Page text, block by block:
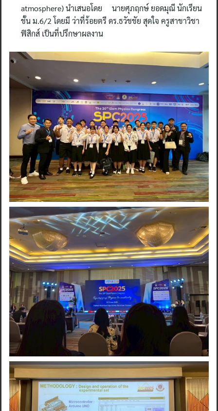
atmosphere) นำเสนอโดย นายศุภฤกษ์ ยอดมุณี นักเรียน
ชั้น ม.6/2 โดยมี ว่าที่ร้อยตรี ดร.ธวัชชัย สุดใจ ครูสาขาวิชา
ฟิสิกส์ เป็นที่ปรึกษาผลงาน